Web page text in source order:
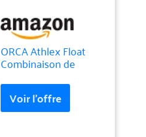
ORCA Athlex Float
Combinaison de
(Noir, 6T